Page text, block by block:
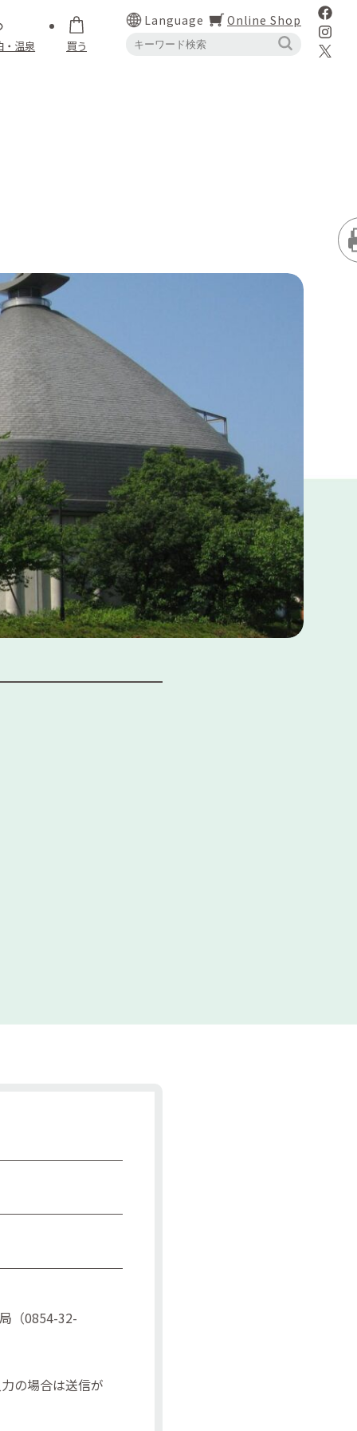
・温泉 買う
Language Online Shop
（0854-32-
の場合は送信が